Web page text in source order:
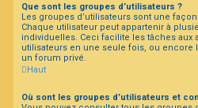
Que sont les groupes d’utilisateurs ?
Les groupes d’utilisateurs sont une
Chaque utilisateur peut appartenir à
individuelles. Ceci facilite les tâches
utilisateurs en une seule fois, ou
un forum privé.
Haut
Où sont les groupes d’utilisateurs et